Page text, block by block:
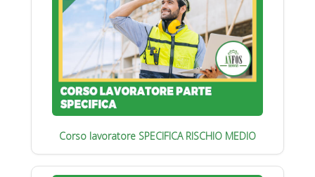
Corso lavoratore SPECIFICA RISCHIO MEDIO